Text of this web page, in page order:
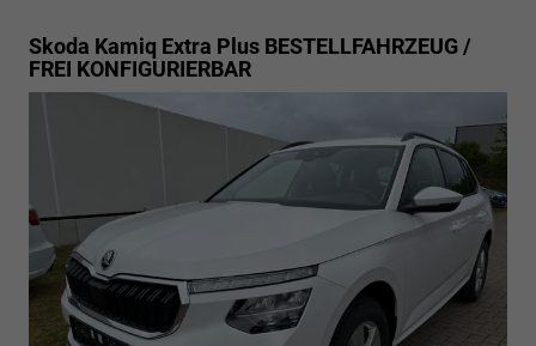
Skoda Kamiq Extra Plus BESTELLFAHRZEUG /
FREI KONFIGURIERBAR